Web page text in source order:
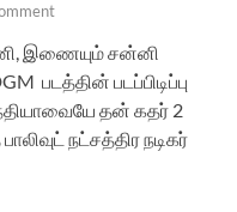
இணையும் சன்னி
படத்தின் படப்பிடிப்பு
தன் கதர் 2
நட்சத்திர நடிகர்